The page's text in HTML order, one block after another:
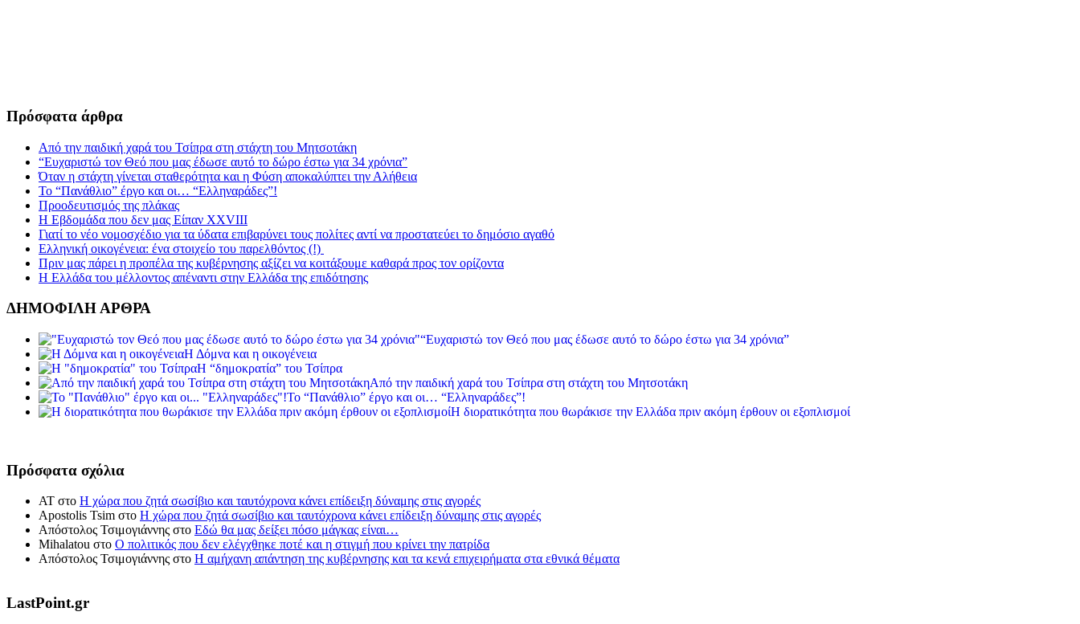
Πρόσφατα άρθρα
Από την παιδική χαρά του Τσίπρα στη στάχτη του Μητσοτάκη
“Ευχαριστώ τον Θεό που μας έδωσε αυτό το δώρο έστω για 34 χρόνια”
Όταν η στάχτη γίνεται σταθερότητα και η Φύση αποκαλύπτει την Αλήθεια
Το “Πανάθλιο” έργο και οι… “Ελληναράδες”!
Προοδευτισμός της πλάκας
Η Εβδομάδα που δεν μας Είπαν XXVIII
Γιατί το νέο νομοσχέδιο για τα ύδατα επιβαρύνει τους πολίτες αντί να προστατεύει το δημόσιο αγαθό
Ελληνική οικογένεια: ένα στοιχείο του παρελθόντος (!)
Πριν μας πάρει η προπέλα της κυβέρνησης αξίζει να κοιτάξουμε καθαρά προς τον ορίζοντα
Η Ελλάδα του μέλλοντος απέναντι στην Ελλάδα της επιδότησης
ΔΗΜΟΦΙΛΗ ΑΡΘΡΑ
“Ευχαριστώ τον Θεό που μας έδωσε αυτό το δώρο έστω για 34 χρόνια”
Η Δόμνα και η οικογένεια
Η “δημοκρατία” του Τσίπρα
Από την παιδική χαρά του Τσίπρα στη στάχτη του Μητσοτάκη
Το “Πανάθλιο” έργο και οι… “Ελληναράδες”!
Η διορατικότητα που θωράκισε την Ελλάδα πριν ακόμη έρθουν οι εξοπλισμοί
Πρόσφατα σχόλια
ΑΤ στο Η χώρα που ζητά σωσίβιο και ταυτόχρονα κάνει επίδειξη δύναμης στις αγορές
Apostolis Tsim στο Η χώρα που ζητά σωσίβιο και ταυτόχρονα κάνει επίδειξη δύναμης στις αγορές
Απόστολος Τσιμογιάννης στο Εδώ θα μας δείξει πόσο μάγκας είναι…
Mihalatou στο Ο πολιτικός που δεν ελέγχθηκε ποτέ και η στιγμή που κρίνει την πατρίδα
Απόστολος Τσιμογιάννης στο Η αμήχανη απάντηση της κυβέρνησης και τα κενά επιχειρήματα στα εθνικά θέματα
LastPoint.gr